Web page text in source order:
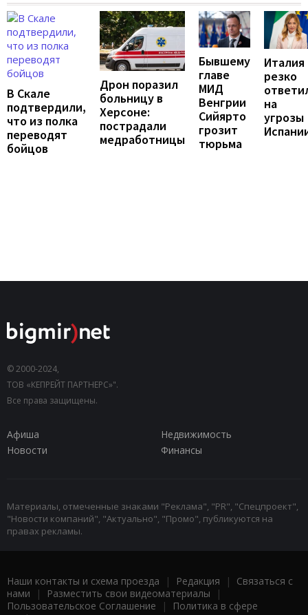
В Скале
подтвердили,
что из полка
переводят
бойцов
Дрон поразил
больницу в
Херсоне:
пострадали
медработницы
Бывшему
главе
МИД
Венгрии
Сийярто
грозит
тюрьма
Италия
резко
на
угрозы
© 2000-2024,
ТОВ «КЕПРЕЙТ ПАРТНЕРС»".
Все права защищены.
Афиша
Недвижимость
Новости
Финансы
Материалы, отмеченные знаками "Реклама", "PR", "Спецпроект",
"Новости компаний", "Актуально", "Промо", публикуются на
правах рекламы.
Наши контакты и схема проезда | Редакция | Связаться с
нами | Разместить свои видеоматериалы |
Пользовательское Соглашение |
Политика в сфере